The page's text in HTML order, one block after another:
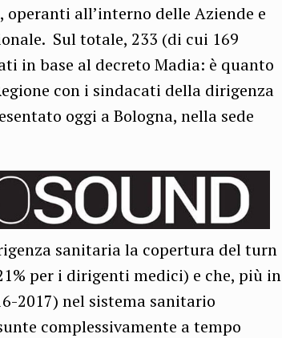
all’interno delle Aziende e
Sul totale, 233 (di cui 169
in base al decreto Madia: è quanto
con i sindacati della dirigenza
oggi a Bologna, nella sede
sanitaria la copertura del turn
per i dirigenti medici) e che, più in
2017) nel sistema sanitario
complessivamente a tempo